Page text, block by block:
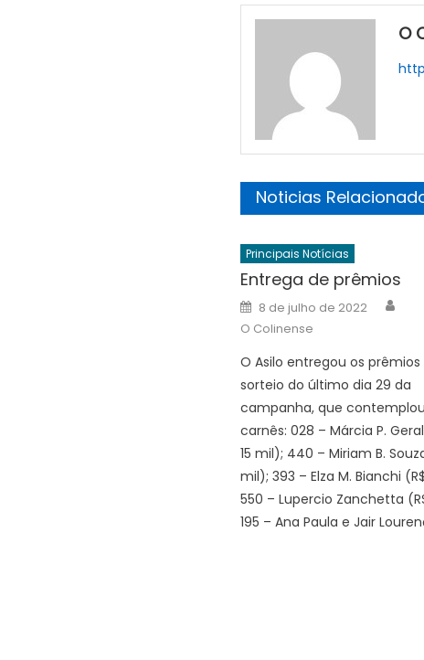
O
Noticias
Principais Notícias
Entrega de prêmios
Posted
on
8 de julho de 2022
O Colinense
O Asilo entregou os prêmios
sorteio do último dia 29 da
campanha, que
carnês: 028 – Márcia P.
15 mil); 440 – Miriam B.
mil); 393 – Elza M. Bianchi
550 – Lupercio Zanchetta
195 – Ana Paula e Jair